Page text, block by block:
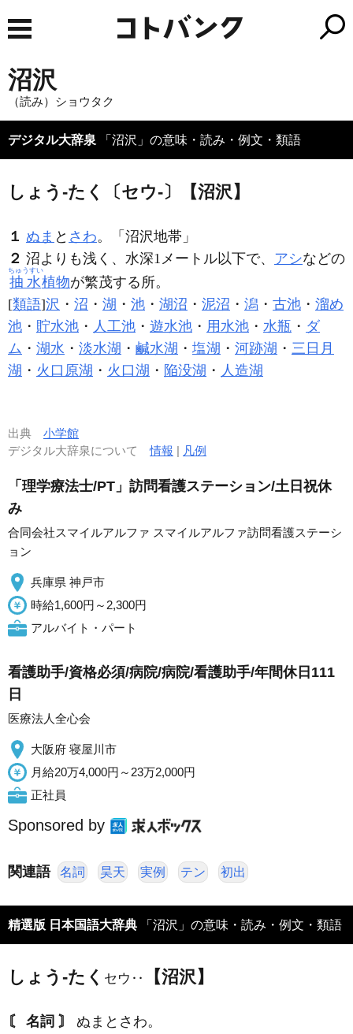
沼沢
（読み）ショウタク
デジタル大辞泉 「沼沢」の意味・読み・例文・類語
しょう‐たく〔セウ‐〕【沼沢】
１ ぬま と さわ。「 沼沢地帯」
２ 沼よりも浅く、水深1メートル以下で、 アシなどの
抽水
ちゅうすい
植物が繁茂する所。
[類語]沢 ・ 沼 ・ 湖 ・ 池 ・ 湖沼 ・ 泥沼 ・ 潟 ・ 古池 ・ 溜め
池 ・ 貯水池 ・ 人工池 ・ 遊水池 ・ 用水池 ・ 水瓶 ・ ダ
ム ・ 湖水 ・ 淡水湖 ・ 鹹水湖 ・ 塩湖 ・ 河跡湖 ・ 三日月
湖 ・ 火口原湖 ・ 火口湖 ・ 陥没湖 ・ 人造湖
出典 小学館
デジタル大辞泉について情報 | 凡例
「理学療法士/PT」訪問看護ステーション/土日祝休
み
合同会社スマイルアルファ スマイルアルファ訪問看護ステーシ
ョン
兵庫県 神戸市
時給1,600円～2,300円
アルバイト・パート
看護助手/資格必須/病院/病院/看護助手/年間休日111
日
医療法人全心会
大阪府 寝屋川市
月給20万4,000円～23万2,000円
正社員
Sponsored by
関連語 名詞 昊天 実例 テン 初出
精選版 日本国語大辞典 「沼沢」の意味・読み・例文・類語
しょう‐たく セウ‥ 【沼沢】
〘 名詞 〙 ぬまとさわ。